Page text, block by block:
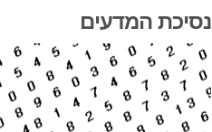
נסיכת המדעים